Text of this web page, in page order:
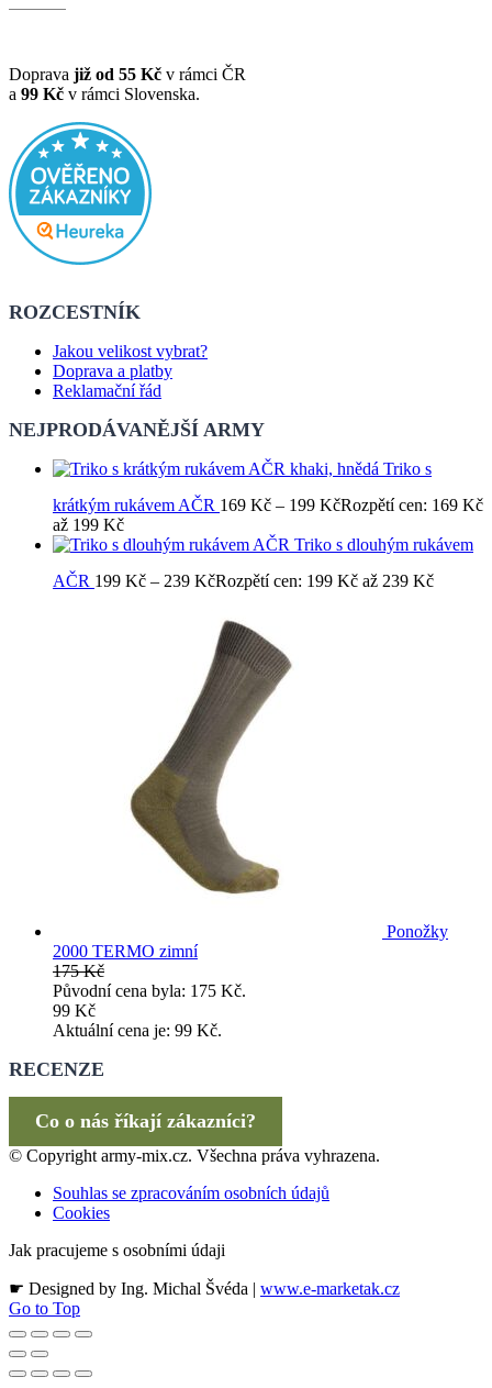
Doprava již od 55 Kč v rámci ČR
a 99 Kč v rámci Slovenska.
ROZCESTNÍK
Jakou velikost vybrat?
Doprava a platby
Reklamační řád
NEJPRODÁVANĚJŠÍ ARMY
Triko s
krátkým rukávem AČR 169 Kč – 199 KčRozpětí cen: 169 Kč
až 199 Kč
Triko s dlouhým rukávem
AČR 199 Kč – 239 KčRozpětí cen: 199 Kč až 239 Kč
Ponožky
2000 TERMO zimní
175Kč
Původní cena byla: 175 Kč.
99 Kč
Aktuální cena je: 99 Kč.
RECENZE
Co o nás říkají zákazníci?
© Copyright army-mix.cz. Všechna práva vyhrazena.
Souhlas se zpracováním osobních údajů
Cookies
Jak pracujeme s osobními údaji
☛ Designed by Ing. Michal Švéda | www.e-marketak.cz
Go to Top